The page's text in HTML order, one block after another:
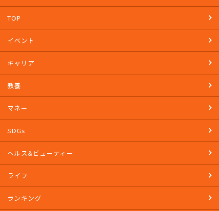
TOP
イベント
キャリア
教養
マネー
SDGs
ヘルス&ビューティー
ライフ
ランキング